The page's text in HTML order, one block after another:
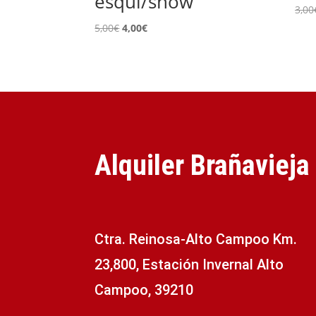
5,00€El
5,00€.
4,00€El
4,00€.
3,00
Alquiler Brañavieja
Ctra. Reinosa-Alto Campoo Km.
23,800, Estación Invernal Alto
Campoo, 39210